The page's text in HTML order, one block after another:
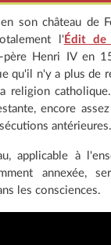
son château de
l' Édit de
père Henri IV en
qu'il n'y a plus de
religion
encore
antérieures.
applicable à
annexée,
les consciences.